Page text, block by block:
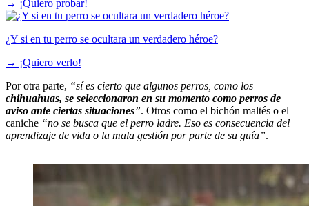
→ ¡Quiero probar!
¿Y si en tu perro se ocultara un verdadero héroe?
→ ¡Quiero verlo!
Por otra parte, “sí es cierto que algunos perros, como los
chihuahuas, se seleccionaron en su momento como perros de
aviso ante ciertas situaciones”. Otros como el bichón maltés o el
caniche “no se busca que el perro ladre. Eso es consecuencia del
aprendizaje de vida o la mala gestión por parte de su guía”.